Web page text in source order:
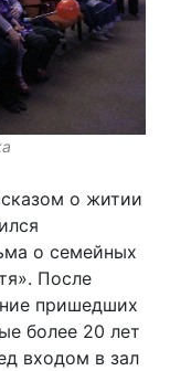
о житии
о семейных
После
пришедших
более 20 лет
входом в зал